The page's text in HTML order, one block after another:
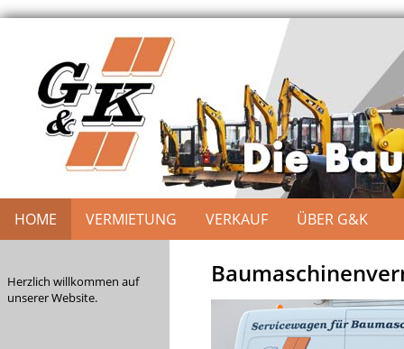
HOME VERMIETUNG VERKAUF ÜBER G&K
Herzlich willkommen auf
unserer Website.